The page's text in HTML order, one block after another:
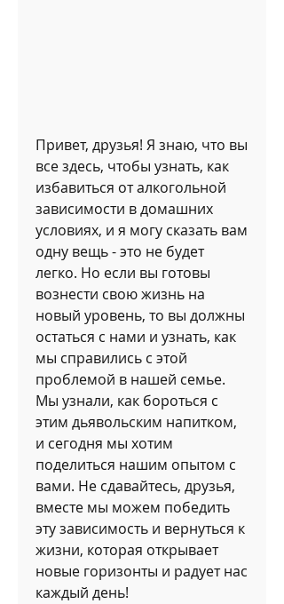
Привет, друзья! Я знаю, что вы
все здесь, чтобы узнать, как
избавиться от алкогольной
зависимости в домашних
условиях, и я могу сказать вам
одну вещь - это не будет
легко. Но если вы готовы
вознести свою жизнь на
новый уровень, то вы должны
остаться с нами и узнать, как
мы справились с этой
проблемой в нашей семье.
Мы узнали, как бороться с
этим дьявольским напитком,
и сегодня мы хотим
поделиться нашим опытом с
вами. Не сдавайтесь, друзья,
вместе мы можем победить
эту зависимость и вернуться к
жизни, которая открывает
новые горизонты и радует нас
каждый день!